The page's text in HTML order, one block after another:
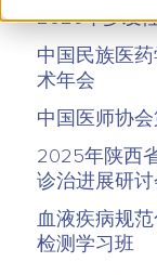
2026年多发
中国民族医
术年会
中国医师协
2025年陕西
诊治进展研讨
血液疾病规
检测学习班